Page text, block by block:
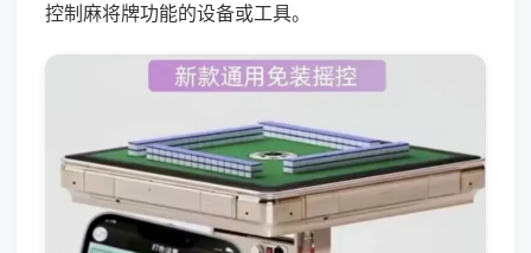
控制麻将牌功能的设备或工具。